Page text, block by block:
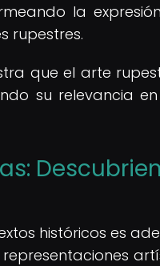
la
rupestres.
que el arte
su relevancia
históricos es